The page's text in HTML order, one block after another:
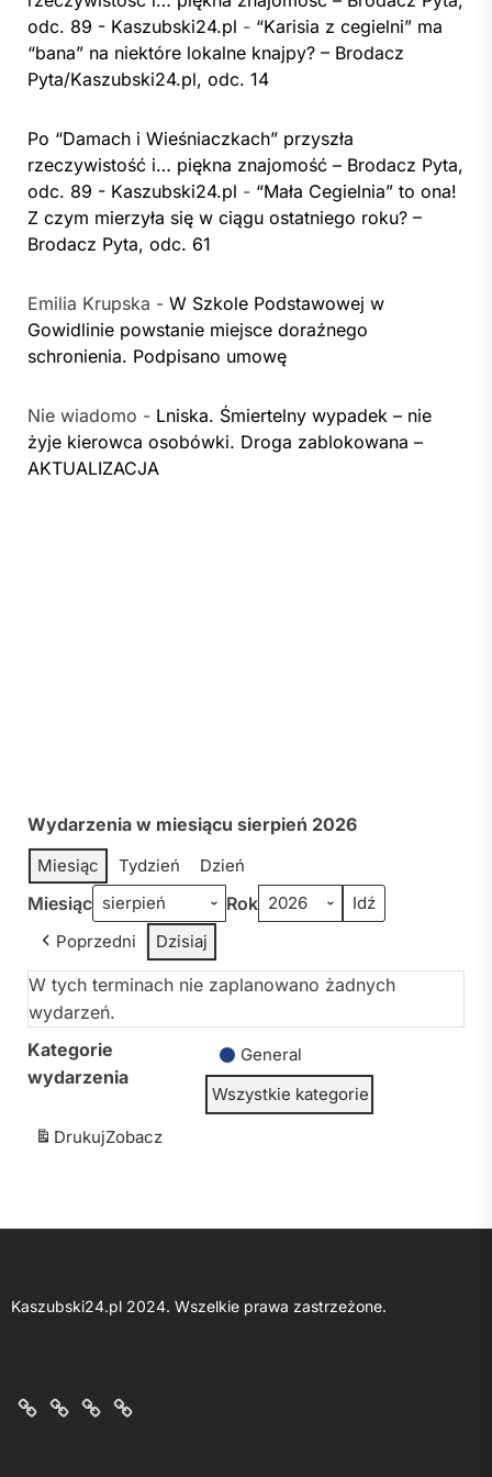
odc. 89 - Kaszubski24.pl - “Karisia z cegielni” ma
“bana” na niektóre lokalne knajpy? – Brodacz
Pyta/Kaszubski24.pl, odc. 14
Po “Damach i Wieśniaczkach” przyszła
rzeczywistość i… piękna znajomość – Brodacz Pyta,
odc. 89 - Kaszubski24.pl - “Mała Cegielnia” to ona!
Z czym mierzyła się w ciągu ostatniego roku? –
Brodacz Pyta, odc. 61
Emilia Krupska - W Szkole Podstawowej w
Gowidlinie powstanie miejsce doraźnego
schronienia. Podpisano umowę
Nie wiadomo - Lniska. Śmiertelny wypadek – nie
żyje kierowca osobówki. Droga zablokowana –
AKTUALIZACJA
Wydarzenia w miesiącu sierpień 2026
Miesiąc Tydzień Dzień
Miesiąc Rok
Poprzedni Dzisiaj
W tych terminach nie zaplanowano żadnych
wydarzeń.
Kategorie
wydarzenia
General
Wszystkie kategorie
DrukujZobacz
Kaszubski24.pl 2024. Wszelkie prawa zastrzeżone.
O
KontaktPolitykaRegulamin